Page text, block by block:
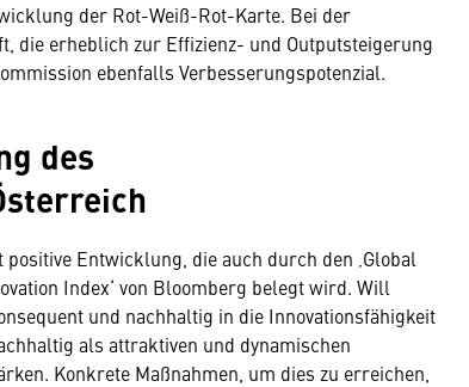
der Rot-Weiß-Rot-Karte. Bei der
die erheblich zur Effizienz- und Outputsteigerung
ebenfalls Verbesserungspotenzial.
des
Entwicklung, die auch durch den ‚Global
Index‘ von Bloomberg belegt wird. Will
und nachhaltig in die Innovationsfähigkeit
als attraktiven und dynamischen
Konkrete Maßnahmen, um dies zu erreichen,